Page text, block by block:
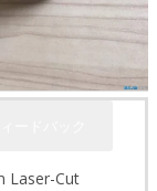
Laser-Cut